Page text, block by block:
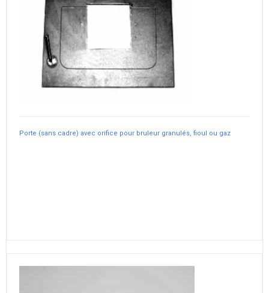
Porte (sans cadre) avec orifice pour bruleur granulés, fioul ou gaz